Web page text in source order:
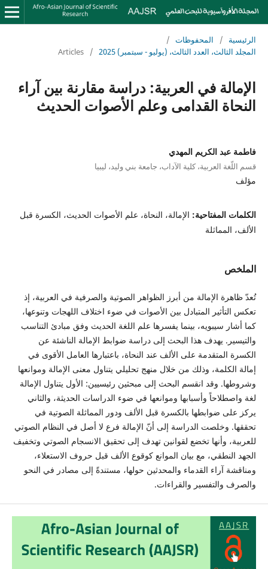
الرئيسية / المحفوظات /
المجلد الثالث، العدد الثالث، (يوليو - سبتمبر) 2025
/
Articles
الإمالة في العربية: دراسة مقارنة بين آراء
النحاة القدامى وعلم الأصوات الحديث
فاطمة عبد الكريم المهدي
قسم اللّغة العربية، كلية الآداب، جامعة بني وليد، ليبيا
مؤلف
الكلمات المفتاحية: الإمالة، النحاة، علم الأصوات الحديث، الكسرة قبل
الألف، المماثلة
الملخص
تُعدّ ظاهرة الإمالة من أبرز الظواهر الصوتية والصرفية في العربية، إذ
تعكس التأثير المتبادل بين الأصوات في ضوء اختلاف اللهجات وتنوعها،
كما أشار سيبويه، بينما يفسرها علم اللغة الحديث وفق مبادئ التناسب
والتيسير. يهدف هذا البحث إلى دراسة ضوابط الإمالة الناشئة عن
الكسرة المتقدمة على الألف عند النحاة، باعتبارها العامل الأقوى في
إمالة الكلمة، وذلك من خلال منهج تحليلي يتناول معنى الإمالة وموانعها
وشروطها. وقد انقسم البحث إلى مبحثين رئيسيين: الأول يتناول الإمالة
لغة واصطلاحاً وأسبابها وموانعها في ضوء الدراسات الحديثة، والثاني
يركز على ضوابطها بالكسرة قبل الألف ودور المماثلة الصوتية في
تحققها. وخلصت الدراسة إلى أنّ الإمالة فرع لا أصل في النظام الصوتي
للعربية، وأنها تخضع لقوانين تهدف إلى تحقيق الانسجام الصوتي وتخفيف
الجهد النطقي، مع بيان الموانع كوقوع الألف قبل حروف الاستعلاء،
ومناقشة آراء القدماء والمحدثين حولها، مستندةً إلى مصادر في النحو
والصرف والتفسير والقراءات.